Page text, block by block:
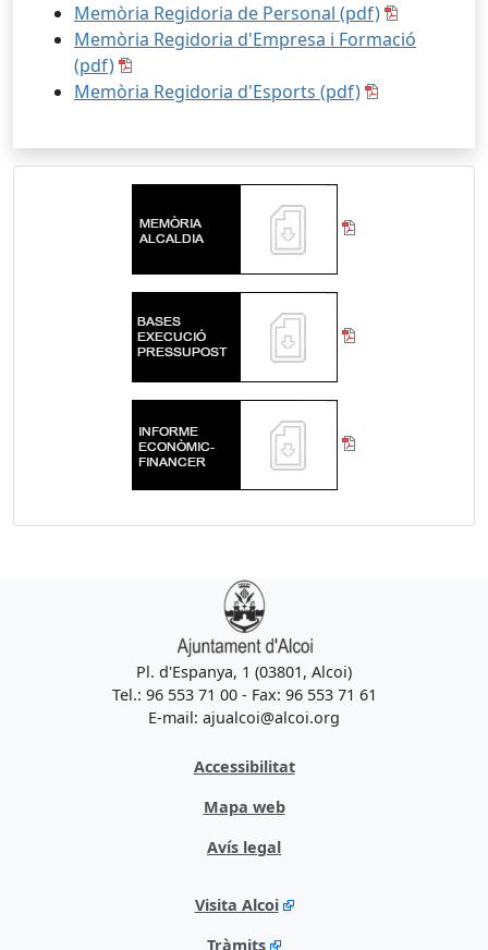
Memòria Regidoria de Personal (pdf)
Memòria Regidoria d'Empresa i Formació
(pdf)
Memòria Regidoria d'Esports (pdf)
Pl. d'Espanya, 1 (03801, Alcoi)
Tel.: 96 553 71 00 - Fax: 96 553 71 61
E-mail: ajualcoi@alcoi.org
Accessibilitat
Mapa web
Avís legal
Visita Alcoi
Tràmits